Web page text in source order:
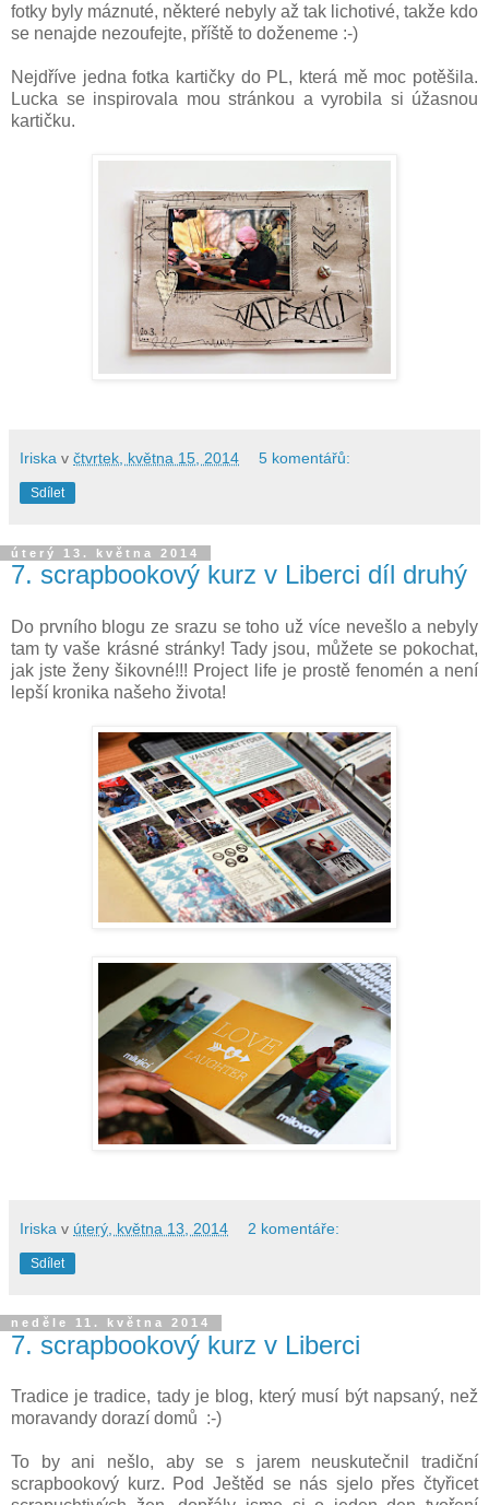
fotky byly máznuté, některé nebyly až tak lichotivé, takže kdo
se nenajde nezoufejte, příště to doženeme :-)
Nejdříve jedna fotka kartičky do PL, která mě moc potěšila.
Lucka se inspirovala mou stránkou a vyrobila si úžasnou
kartičku.
Iriska v čtvrtek, května 15, 2014 5 komentářů:
Sdílet
úterý 13. května 2014
7. scrapbookový kurz v Liberci díl druhý
Do prvního blogu ze srazu se toho už více nevešlo a nebyly
tam ty vaše krásné stránky! Tady jsou, můžete se pokochat,
jak jste ženy šikovné!!! Project life je prostě fenomén a není
lepší kronika našeho života!
Iriska v úterý, května 13, 2014 2 komentáře:
Sdílet
neděle 11. května 2014
7. scrapbookový kurz v Liberci
Tradice je tradice, tady je blog, který musí být napsaný, než
moravandy dorazí domů :-)
To by ani nešlo, aby se s jarem neuskutečnil tradiční
scrapbookový kurz. Pod Ještěd se nás sjelo přes čtyřicet